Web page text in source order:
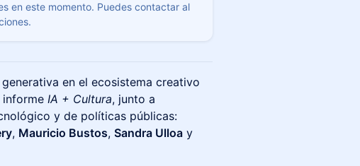
en este momento. Puedes contactar al
en el ecosistema creativo
informe IA + Cultura, junto a
y de políticas públicas:
, Mauricio Bustos, Sandra Ulloa y